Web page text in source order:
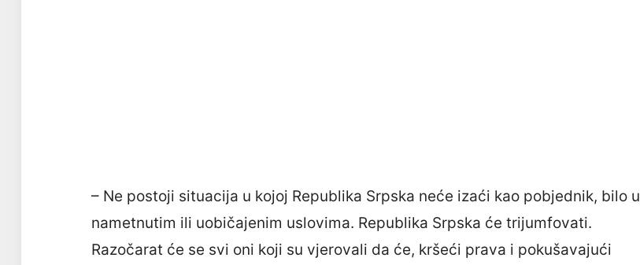
– Ne postoji situacija u kojoj Republika Srpska neće izaći kao pobjednik, bilo u
nametnutim ili uobičajenim uslovima. Republika Srpska će trijumfovati.
Razočarat će se svi oni koji su vjerovali da će, kršeći prava i pokušavajući